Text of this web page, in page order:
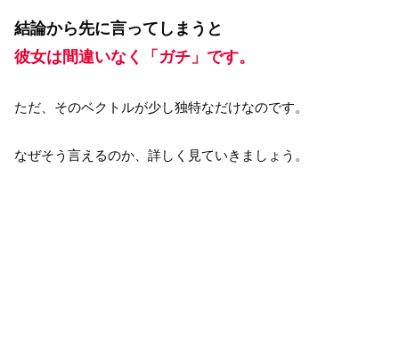
結論から先に言ってしまうと
彼女は間違いなく「ガチ」です。
ただ、そのベクトルが少し独特なだけなのです。
なぜそう言えるのか、詳しく見ていきましょう。